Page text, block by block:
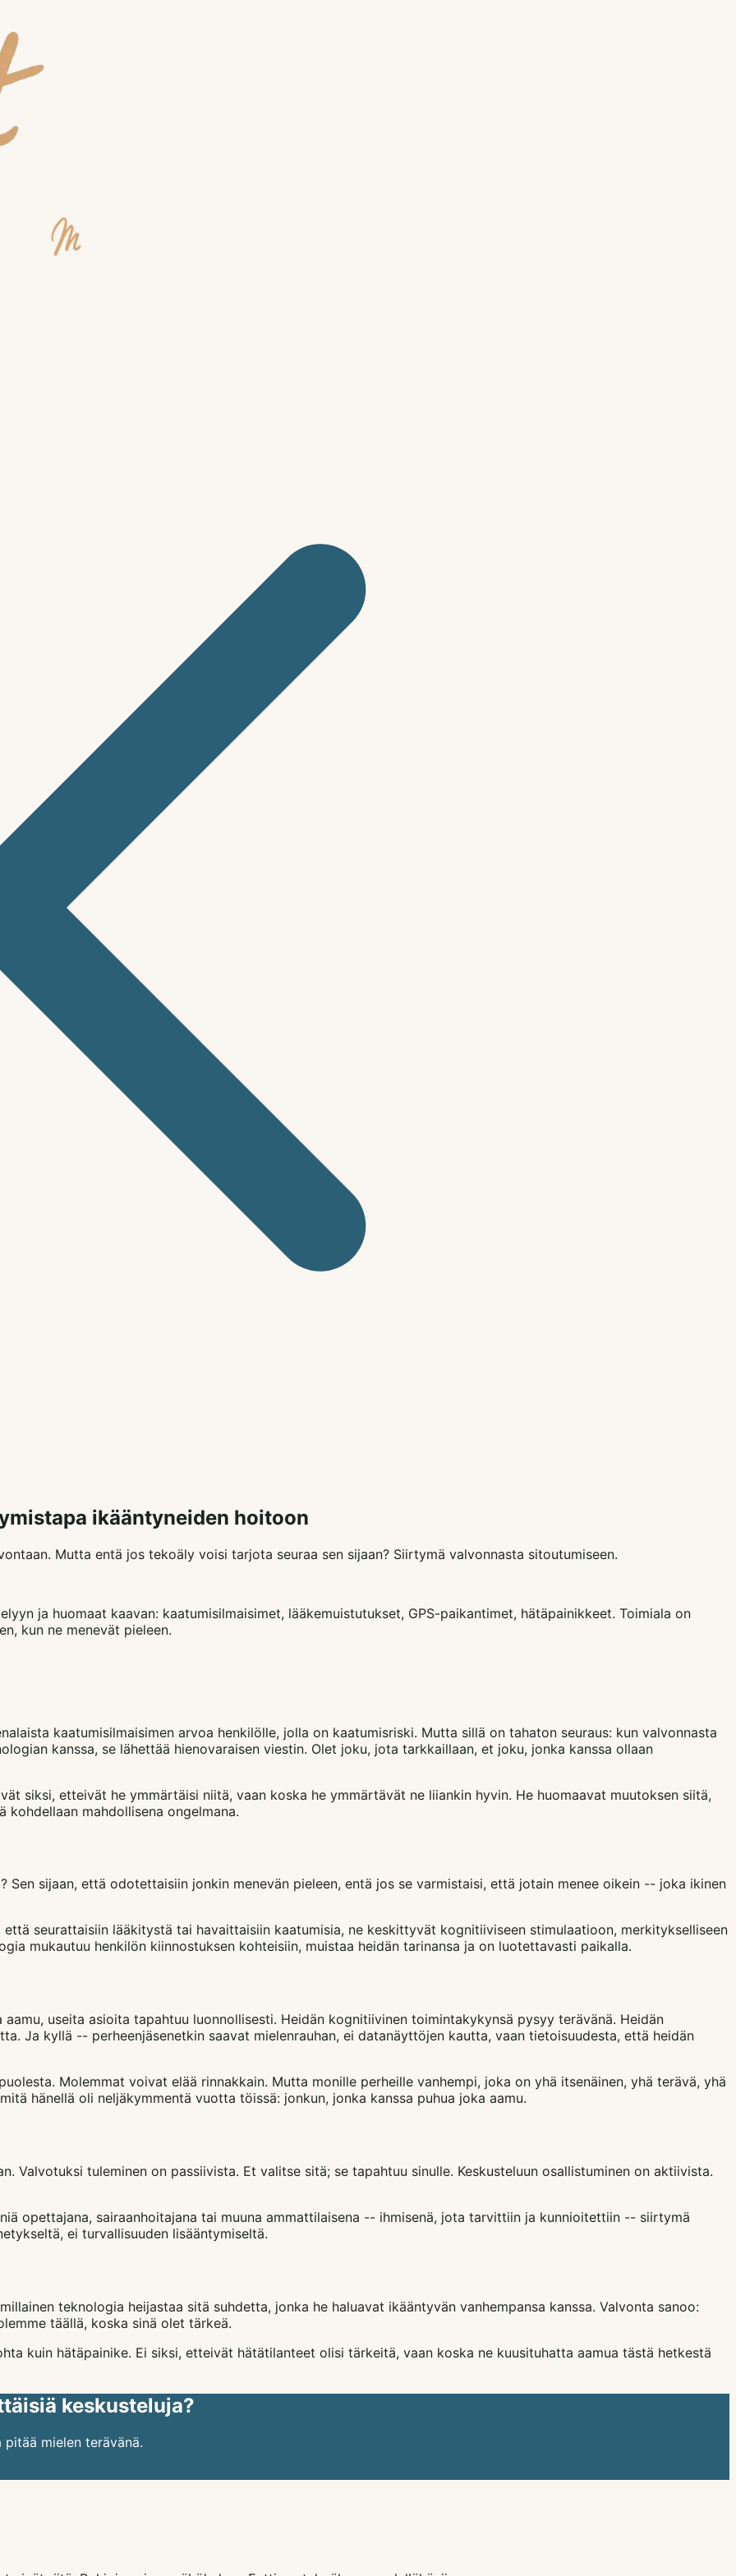
ikääntyneiden hoitoon
Mutta entä jos tekoäly voisi tarjota seuraa sen sijaan? Siirtymä valvonnasta sitoutumiseen.
ja huomaat kaavan: kaatumisilmaisimet, lääkemuistutukset, GPS-paikantimet, hätäpainikkeet. Toimiala on
kun ne menevät pieleen.
kaatumisilmaisimen arvoa henkilölle, jolla on kaatumisriski. Mutta sillä on tahaton seuraus: kun valvonnasta
kanssa, se lähettää hienovaraisen viestin. Olet joku, jota tarkkaillaan, et joku, jonka kanssa ollaan
siksi, etteivät he ymmärtäisi niitä, vaan koska he ymmärtävät ne liiankin hyvin. He huomaavat muutoksen siitä,
mahdollisena ongelmana.
sijaan, että odotettaisiin jonkin menevän pieleen, entä jos se varmistaisi, että jotain menee oikein -- joka ikinen
seurattaisiin lääkitystä tai havaittaisiin kaatumisia, ne keskittyvät kognitiiviseen stimulaatioon, merkitykselliseen
mukautuu henkilön kiinnostuksen kohteisiin, muistaa heidän tarinansa ja on luotettavasti paikalla.
useita asioita tapahtuu luonnollisesti. Heidän kognitiivinen toimintakykynsä pysyy terävänä. Heidän
Ja kyllä -- perheenjäsenetkin saavat mielenrauhan, ei datanäyttöjen kautta, vaan tietoisuudesta, että heidän
Molemmat voivat elää rinnakkain. Mutta monille perheille vanhempi, joka on yhä itsenäinen, yhä terävä, yhä
hänellä oli neljäkymmentä vuotta töissä: jonkun, jonka kanssa puhua joka aamu.
Valvotuksi tuleminen on passiivista. Et valitse sitä; se tapahtuu sinulle. Keskusteluun osallistuminen on aktiivista.
opettajana, sairaanhoitajana tai muuna ammattilaisena -- ihmisenä, jota tarvittiin ja kunnioitettiin -- siirtymä
ei turvallisuuden lisääntymiseltä.
teknologia heijastaa sitä suhdetta, jonka he haluavat ikääntyvän vanhempansa kanssa. Valvonta sanoo:
täällä, koska sinä olet tärkeä.
kuin hätäpainike. Ei siksi, etteivät hätätilanteet olisi tärkeitä, vaan koska ne kuusituhatta aamua tästä hetkestä
keskusteluja?
mielen terävänä.